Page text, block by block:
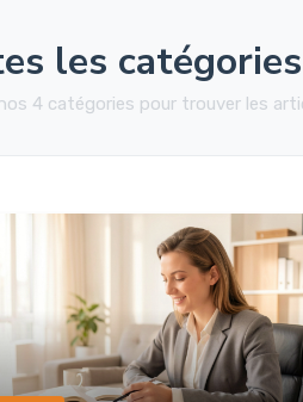
les catégories
4 catégories pour trouver les